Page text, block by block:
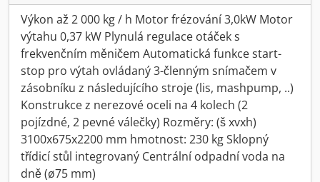
Výkon až 2 000 kg / h Motor frézování 3,0kW Motor
výtahu 0,37 kW Plynulá regulace otáček s
frekvenčním měničem Automatická funkce start-
stop pro výtah ovládaný 3-členným snímačem v
zásobníku z následujícího stroje (lis, mashpump, ..)
Konstrukce z nerezové oceli na 4 kolech (2
pojízdné, 2 pevné válečky) Rozměry: (š xvxh)
3100x675x2200 mm hmotnost: 230 kg Sklopný
třídicí stůl integrovaný Centrální odpadní voda na
dně (ø75 mm)